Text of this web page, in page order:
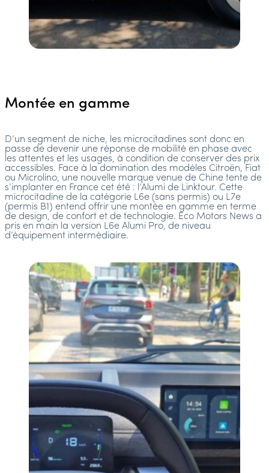
Montée en gamme
D’un segment de niche, les microcitadines sont donc en
passe de devenir une réponse de mobilité en phase avec
les attentes et les usages, à condition de conserver des prix
accessibles. Face à la domination des modèles Citroën, Fiat
ou Microlino, une nouvelle marque venue de Chine tente de
s’implanter en France cet été : l’Alumi de Linktour. Cette
microcitadine de la catégorie L6e (sans permis) ou L7e
(permis B1) entend offrir une montée en gamme en terme
de design, de confort et de technologie. Eco Motors News a
pris en main la version L6e Alumi Pro, de niveau
d’équipement intermédiaire.